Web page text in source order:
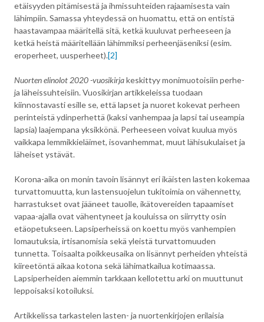
etäisyyden pitämisestä ja ihmissuhteiden rajaamisesta vain
lähimpiin. Samassa yhteydessä on huomattu, että on entistä
haastavampaa määritellä sitä, ketkä kuuluvat perheeseen ja
ketkä heistä määritellään lähimmiksi perheenjäseniksi (esim.
eroperheet, uusperheet).[2]
Nuorten elinolot 2020 -vuosikirjakeskittyy monimuotoisiin perhe-
ja läheissuhteisiin. Vuosikirjan artikkeleissa tuodaan
kiinnostavasti esille se, että lapset ja nuoret kokevat perheen
perinteistä ydinperhettä (kaksi vanhempaa ja lapsi tai useampia
lapsia) laajempana yksikkönä. Perheeseen voivat kuulua myös
vaikkapa lemmikkieläimet, isovanhemmat, muut lähisukulaiset ja
läheiset ystävät.
Korona-aika on monin tavoin lisännyt eri ikäisten lasten kokemaa
turvattomuutta, kun lastensuojelun tukitoimia on vähennetty,
harrastukset ovat jääneet tauolle, ikätovereiden tapaamiset
vapaa-ajalla ovat vähentyneet ja kouluissa on siirrytty osin
etäopetukseen. Lapsiperheissä on koettu myös vanhempien
lomautuksia, irtisanomisia sekä yleistä turvattomuuden
tunnetta. Toisaalta poikkeusaika on lisännyt perheiden yhteistä
kiireetöntä aikaa kotona sekä lähimatkailua kotimaassa.
Lapsiperheiden aiemmin tarkkaan kellotettu arki on muuttunut
leppoisaksi kotoiluksi.
Artikkelissa tarkastelen lasten- ja nuortenkirjojen erilaisia